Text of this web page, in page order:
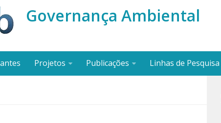
Governança Ambiental
Projetos Publicações Linhas de Pesquisa